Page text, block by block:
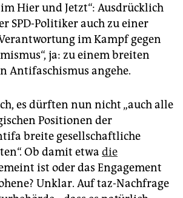
Hier und Jetzt“: Ausdrücklich
SPD-Politiker auch zu einer
im Kampf gegen
ja: zu einem breiten
Antifaschismus angehe.
es dürften nun nicht „auch alle
Positionen der
breite gesellschaftliche
Ob damit etwa die
ist oder das Engagement
Unklar. Auf taz-Nachfrage